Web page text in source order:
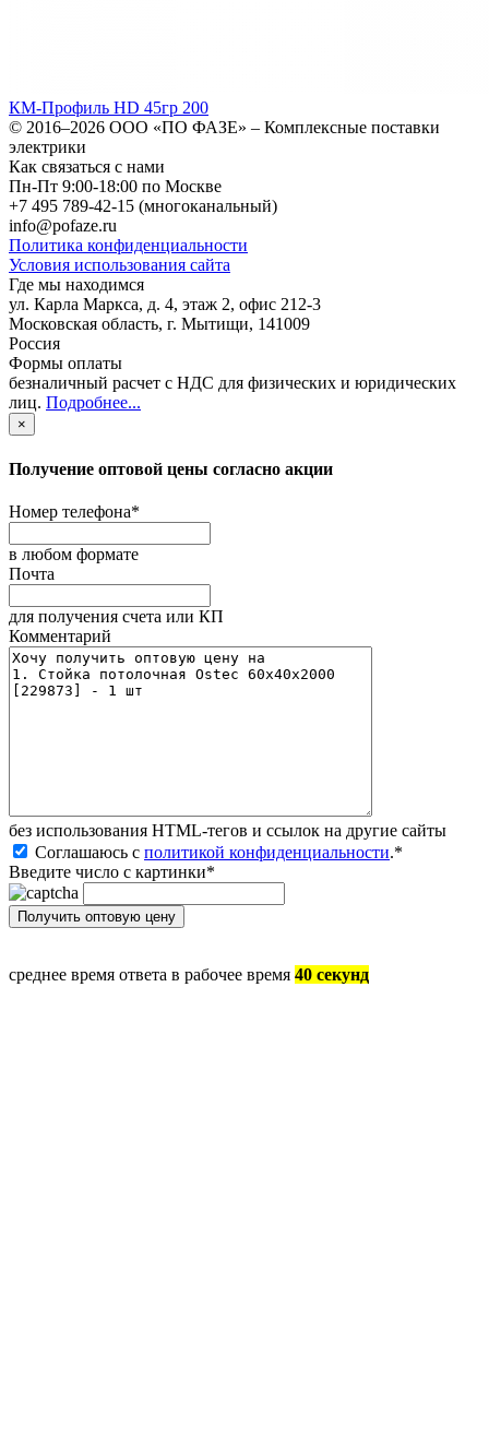
КМ-Профиль HD 45гр 200
© 2016–2026 ООО «ПО ФАЗЕ» – Комплексные поставки
электрики
Как связаться с нами
Пн-Пт 9:00-18:00 по Москве
+7 495 789-42-15 (многоканальный)
info@pofaze.ru
Политика конфиденциальности
Условия использования сайта
Где мы находимся
ул. Карла Маркса, д. 4, этаж 2, офис 212-3
Московская область, г. Мытищи, 141009
Россия
Формы оплаты
безналичный расчет с НДС для физических и юридических
лиц. Подробнее...
×
Получение оптовой цены согласно акции
Номер телефона*
в любом формате
Почта
для получения счета или КП
Комментарий
без иcпользования HTML-тегов и ссылок на другие сайты
Соглашаюсь с политикой конфиденциальности.*
Введите число с картинки*
среднее время ответа в рабочее время 40 секунд